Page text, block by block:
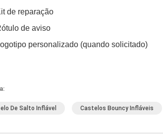
de reparação
de aviso
personalizado (quando solicitado)
De Salto Inflável Castelos Bouncy Infláveis